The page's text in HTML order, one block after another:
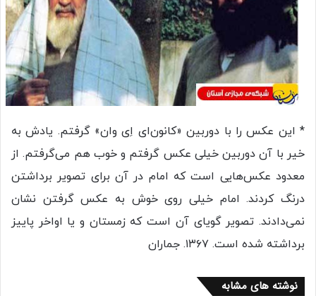
* این عکس را با دوربین «کانون‌ای اِی وان» گرفتم. یادش به
خیر با آن دوربین خیلی عکس گرفتم و خوب هم می‌گرفتم. از
معدود عکس‌هایی است که امام در آن برای تصویر برداشتن
درنگ کردند. امام خیلی روی خوش به عکس گرفتن نشان
نمی‌دادند. تصویر گویای آن است که زمستان و یا اواخر پاییز
برداشته شده است. ١٣۶٧. جماران
نوشته های مشابه